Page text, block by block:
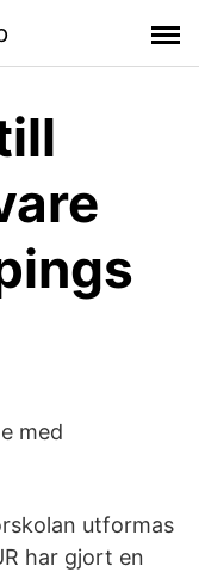
med
utformas
har gjort en